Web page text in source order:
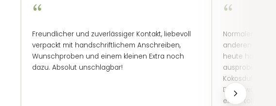
“
Freundlicher und zuverlässiger Kontakt, liebevoll
verpackt mit handschriftlichem Anschreiben,
Wunschproben und einem kleinen Extra noch
dazu. Absolut unschlagbar!
“
Normalerweise
anderen
heute habe ich
ausprobiert,
Kokosduft. Ich
Dame war
einen tollen